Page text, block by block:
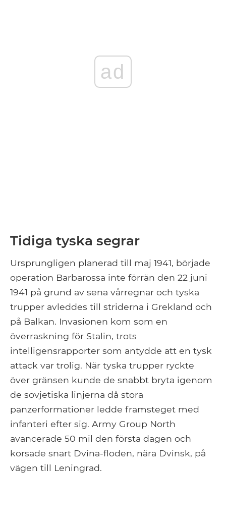
ad
Tidiga tyska segrar
Ursprungligen planerad till maj 1941, började
operation Barbarossa inte förrän den 22 juni
1941 på grund av sena vårregnar och tyska
trupper avleddes till striderna i Grekland och
på Balkan. Invasionen kom som en
överraskning för Stalin, trots
intelligensrapporter som antydde att en tysk
attack var trolig. När tyska trupper ryckte
över gränsen kunde de snabbt bryta igenom
de sovjetiska linjerna då stora
panzerformationer ledde framsteget med
infanteri efter sig. Army Group North
avancerade 50 mil den första dagen och
korsade snart Dvina-floden, nära Dvinsk, på
vägen till Leningrad.